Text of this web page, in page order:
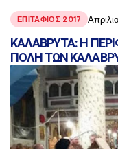
ΕΠΙΤΑΦΙΟΣ 2017
ΚΑΛΑΒΡΥΤΑ: Η
ΠΟΛΗ ΤΩΝ